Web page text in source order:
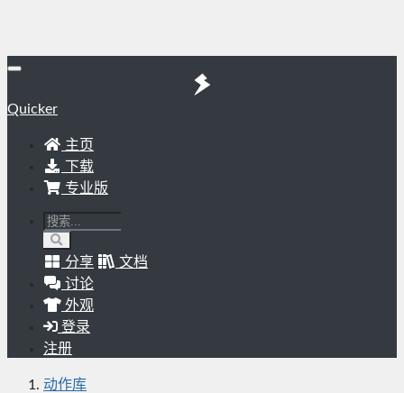
Quicker
主页
下载
专业版
分享
文档
讨论
外观
登录
注册
动作库